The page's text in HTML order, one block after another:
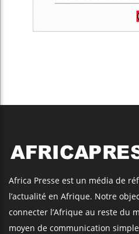
Africa Presse est un média de
l’actualité en Afrique. Notre
connecter l’Afrique au reste du
moyen de communication